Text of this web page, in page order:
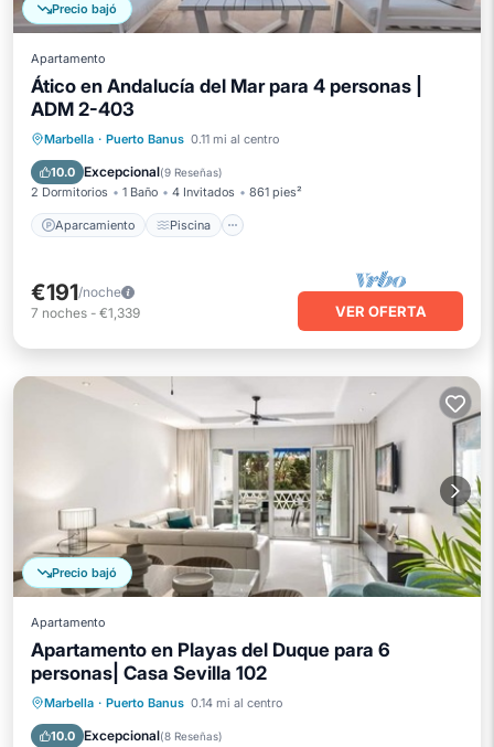
Precio bajó
Apartamento
Ático en Andalucía del Mar para 4 personas |
ADM 2-403
Marbella · Puerto Banus 0.11 mi al centro
10.0 Excepcional(9 Reseñas)
2 Dormitorios 1 Baño 4 Invitados 861 pies²
Aparcamiento Piscina
Aparcamiento Piscina
Balcón/Terraza
€191/noche
7 noches - €1,339 VER OFERTA
Precio bajó
Apartamento
Apartamento en Playas del Duque para 6
personas| Casa Sevilla 102
Marbella · Puerto Banus 0.14 mi al centro
10.0 Excepcional(8 Reseñas)
Aparcamiento Piscina
Balcón/Terraza